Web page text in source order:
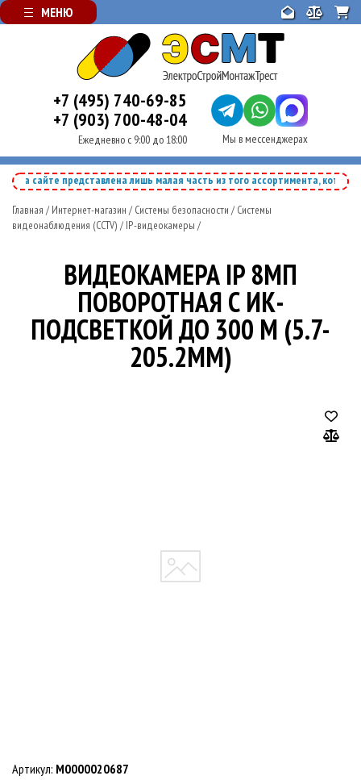
МЕНЮ
+7 (495) 740-69-85
+7 (903) 700-48-04
Ежедневно с 9:00 до 18:00 Мы в мессенджерах
На сайте представлена лишь малая часть из того ассортимента,
Главная / Интернет-магазин / Системы безопасности / Системы
видеонаблюдения (CCTV) / IP-видеокамеры /
ВИДЕОКАМЕРА IP 8МП
ПОВОРОТНАЯ С ИК-
ПОДСВЕТКОЙ ДО 300 М (5.7-
205.2ММ)
Артикул: M0000020687